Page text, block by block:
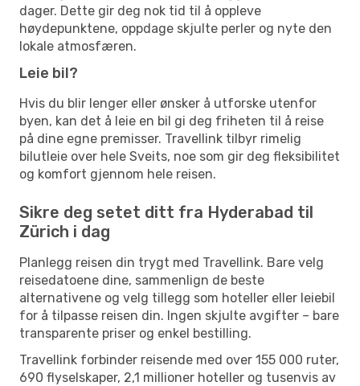
dager. Dette gir deg nok tid til å oppleve
høydepunktene, oppdage skjulte perler og nyte den
lokale atmosfæren.
Leie bil?
Hvis du blir lenger eller ønsker å utforske utenfor
byen, kan det å leie en bil gi deg friheten til å reise
på dine egne premisser. Travellink tilbyr rimelig
bilutleie over hele Sveits, noe som gir deg fleksibilitet
og komfort gjennom hele reisen.
Sikre deg setet ditt fra Hyderabad til
Zürich i dag
Planlegg reisen din trygt med Travellink. Bare velg
reisedatoene dine, sammenlign de beste
alternativene og velg tillegg som hoteller eller leiebil
for å tilpasse reisen din. Ingen skjulte avgifter – bare
transparente priser og enkel bestilling.
Travellink forbinder reisende med over 155 000 ruter,
690 flyselskaper, 2,1 millioner hoteller og tusenvis av